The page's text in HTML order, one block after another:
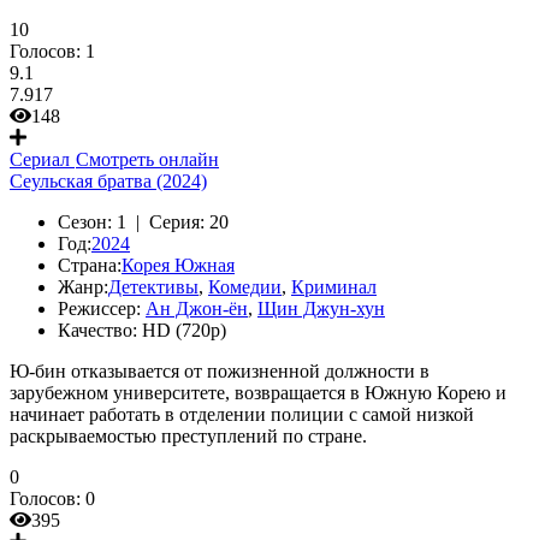
10
Голосов: 1
9.1
7.917
148
Сериал Смотреть онлайн
Сеульская братва (2024)
Сезон: 1 | Серия: 20
Год:2024
Страна:Корея Южная
Жанр:Детективы, Комедии, Криминал
Режиссер: Ан Джон-ён, Щин Джун-хун
Качество: HD (720p)
Ю-бин отказывается от пожизненной должности в
зарубежном университете, возвращается в Южную Корею и
начинает работать в отделении полиции с самой низкой
раскрываемостью преступлений по стране.
0
Голосов: 0
395